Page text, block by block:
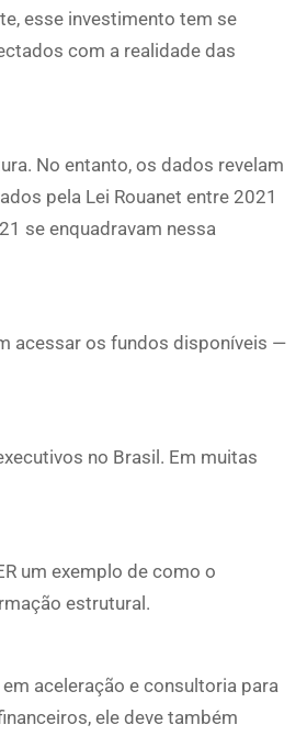
esse investimento tem se
com a realidade das
No entanto, os dados revelam
pela Lei Rouanet entre 2021
se enquadravam nessa
acessar os fundos disponíveis —
no Brasil. Em muitas
um exemplo de como o
estrutural.
aceleração e consultoria para
ele deve também